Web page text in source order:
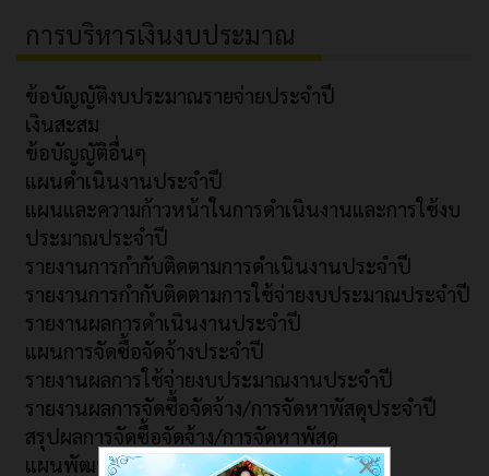
การบริหารเงินงบประมาณ
ข้อบัญญัติงบประมาณรายจ่ายประจำปี
เงินสะสม
ข้อบัญญัติอื่นๆ
แผนดำเนินงานประจำปี
แผนและความก้าวหน้าในการดำเนินงานและการใช้งบ
ประมาณประจำปี
รายงานการกำกับติดตามการดำเนินงานประจำปี
รายงานการกำกับติดตามการใช้จ่ายงบประมาณประจำปี
รายงานผลการดำเนินงานประจำปี
แผนการจัดซื้อจัดจ้างประจำปี
รายงานผลการใช้จ่ายงบประมาณงานประจำปี
รายงานผลการจัดซื้อจัดจ้าง/การจัดหาพัสดุประจำปี
สรุปผลการจัดซื้อจัดจ้าง/การจัดหาพัสดุ
แผนพัฒนาท้องถิ่น
×